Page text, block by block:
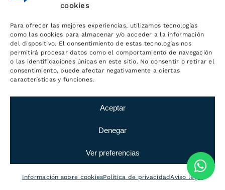
cookies
Para ofrecer las mejores experiencias, utilizamos tecnologías
como las cookies para almacenar y/o acceder a la información
del dispositivo. El consentimiento de estas tecnologías nos
permitirá procesar datos como el comportamiento de navegación
o las identificaciones únicas en este sitio. No consentir o retirar el
consentimiento, puede afectar negativamente a ciertas
características y funciones.
Aceptar
Denegar
Ver preferencias
Información sobre cookiesPolítica de privacidadAviso legal
Servicios generales de logística